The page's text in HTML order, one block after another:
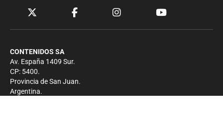
CONTENIDOS SA
Av. España 1409 Sur.
CP: 5400.
Provincia de San Juan.
Argentina.